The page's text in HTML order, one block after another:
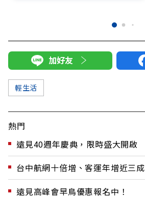
加好友
輕生活
熱門
遠見40週年慶典，限時盛大開啟
台中航網十倍增、客運年增近三成
遠見高峰會早鳥優惠報名中！